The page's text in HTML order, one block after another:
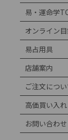
易・運命学
オンライン
易占用具
店舗案内
ご注文につい
高価買い入れ
お問い合わせ